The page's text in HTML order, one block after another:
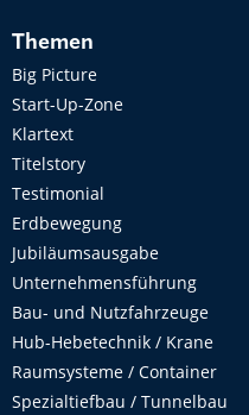
Themen
Big Picture
Start-Up-Zone
Klartext
Titelstory
Testimonial
Erdbewegung
Jubiläumsausgabe
Unternehmensführung
Bau- und Nutzfahrzeuge
Hub-Hebetechnik / Krane
Raumsysteme / Container
Spezialtiefbau / Tunnelbau